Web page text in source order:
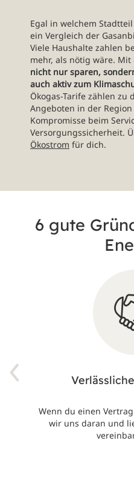
Egal in welchem
ein Vergleich der
Viele Haushalte zahlen
mehr, als nötig wäre.
nicht nur sparen,
auch aktiv zum
Ökogas-Tarife zählen zu
Angeboten in der
Kompromisse beim
Versorgungssicherheit.
Ökostrom für dich.
6 gute
Wenn du einen
wir uns daran und